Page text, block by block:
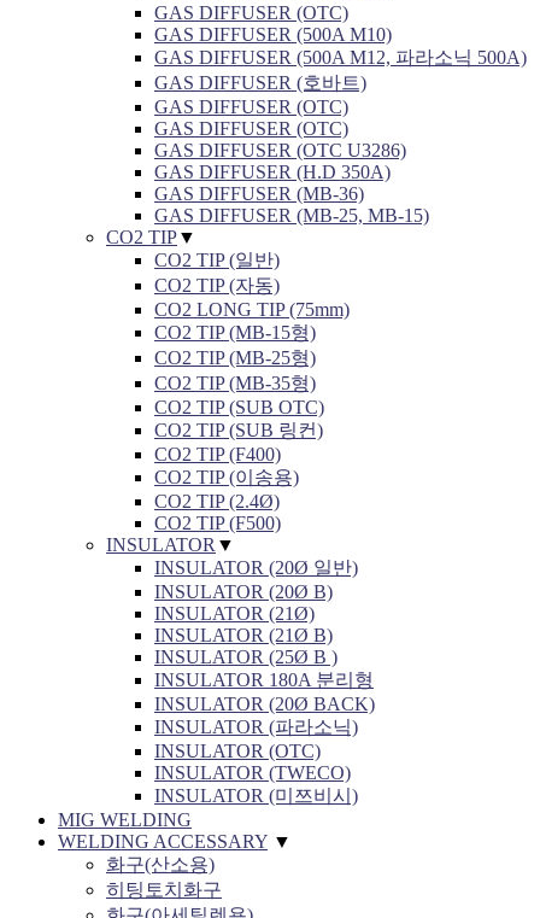
GAS DIFFUSER (OTC)
GAS DIFFUSER (500A M10)
GAS DIFFUSER (500A M12, 파라소닉 500A)
GAS DIFFUSER (호바트)
GAS DIFFUSER (OTC)
GAS DIFFUSER (OTC)
GAS DIFFUSER (OTC U3286)
GAS DIFFUSER (H.D 350A)
GAS DIFFUSER (MB-36)
GAS DIFFUSER (MB-25, MB-15)
CO2 TIP▼
CO2 TIP (일반)
CO2 TIP (자동)
CO2 LONG TIP (75mm)
CO2 TIP (MB-15형)
CO2 TIP (MB-25형)
CO2 TIP (MB-35형)
CO2 TIP (SUB OTC)
CO2 TIP (SUB 링컨)
CO2 TIP (F400)
CO2 TIP (이송용)
CO2 TIP (2.4Ø)
CO2 TIP (F500)
INSULATOR ▼
INSULATOR (20Ø 일반)
INSULATOR (20Ø B)
INSULATOR (21Ø)
INSULATOR (21Ø B)
INSULATOR (25Ø B )
INSULATOR 180A 분리형
INSULATOR (20Ø BACK)
INSULATOR (파라소닉)
INSULATOR (OTC)
INSULATOR (TWECO)
INSULATOR (미쯔비시)
MIG WELDING
WELDING ACCESSARY ▼
화구(산소용)
히팅토치화구